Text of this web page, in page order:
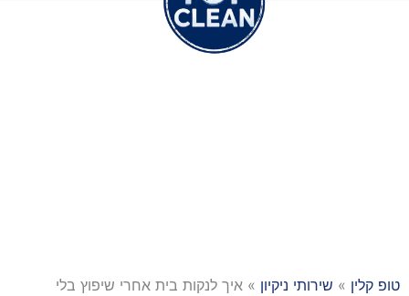
טופ קלין » שירותי ניקיון » איך לנקות בית אחרי שיפוץ בלי